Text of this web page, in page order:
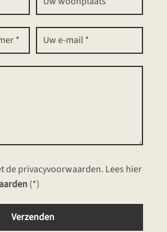
de privacyvoorwaarden. Lees hier
(*)